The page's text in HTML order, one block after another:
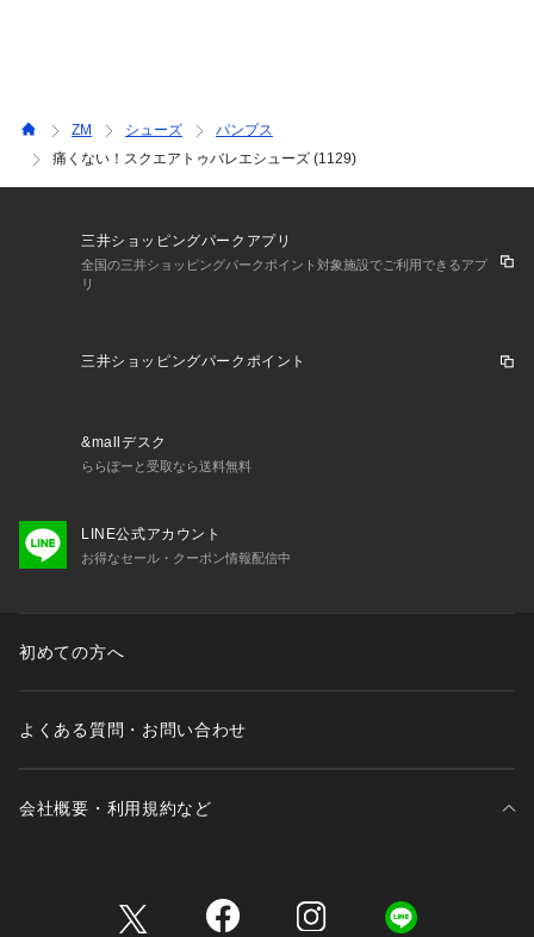
ZM シューズ
パンプス
痛くない！スクエアトゥバレエシューズ (1129)
三井ショッピングパークアプリ
全国の三井ショッピングパークポイント対象施設でご利用できるアプ
リ
三井ショッピングパークポイント
&mallデスク
ららぽーと受取なら送料無料
LINE公式アカウント
お得なセール・クーポン情報配信中
初めての方へ
よくある質問・お問い合わせ
会社概要・利用規約など